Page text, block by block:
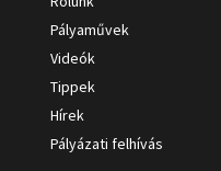
Pályaművek
Videók
Tippek
Hírek
Pályázati felhívás